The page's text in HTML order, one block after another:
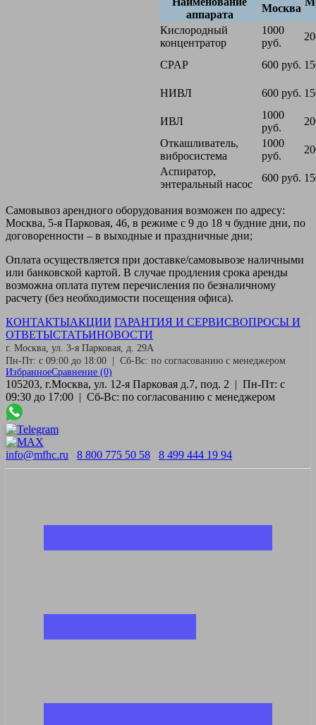
аппарата
Москва
Кислородный
концентратор
1000
руб.
CPAP 600 руб.
НИВЛ 600 руб.
ИВЛ
1000
руб.
Откашливатель,
вибросистема
1000
руб.
Аспиратор,
энтеральный насос
600 руб.
Самовывоз арендного оборудования возможен по адресу:
Москва, 5-я Парковая, 46, в режиме с 9 до 18 ч будние дни, по
договоренности – в выходные и праздничные дни;
Оплата осуществляется при доставке/самовывозе наличными
или банковской картой. В случае продления срока аренды
возможна оплата путем перечисления по безналичному
расчету (без необходимости посещения офиса).
КОНТАКТЫАКЦИИ ГАРАНТИЯ И СЕРВИСВОПРОСЫ И
ОТВЕТЫСТАТЬИНОВОСТИ
г. Москва, ул. 3-я Парковая, д. 29А
Пн-Пт: с 09:00 до 18:00 | Сб-Вс: по согласованию с менеджером
ИзбранноеСравнение (0)
105203, г.Москва, ул. 12-я Парковая д.7, под. 2 | Пн-Пт: с
09:30 до 17:00 | Сб-Вс: по согласованию с менеджером
info@mfhc.ru 8 800 775 50 58 8 499 444 19 94